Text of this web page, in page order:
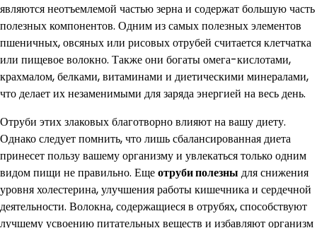
являются неотъемлемой частью зерна и содержат большую часть
полезных компонентов. Одним из самых полезных элементов
пшеничных, овсяных или рисовых отрубей считается клетчатка
или пищевое волокно. Также они богаты омега-кислотами,
крахмалом, белками, витаминами и диетическими минералами,
что делает их незаменимыми для заряда энергией на весь день.
Отруби этих злаковых благотворно влияют на вашу диету.
Однако следует помнить, что лишь сбалансированная диета
принесет пользу вашему организму и увлекаться только одним
видом пищи не правильно. Ещеотруби полезны для снижения
уровня холестерина, улучшения работы кишечника и сердечной
деятельности. Волокна, содержащиеся в отрубях, способствуют
лучшему усвоению питательных веществ и избавляют организм